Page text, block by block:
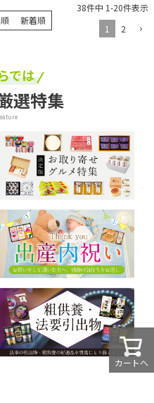
新着順
38件中 1-20件表示
1
2
カートへ
では
選特集